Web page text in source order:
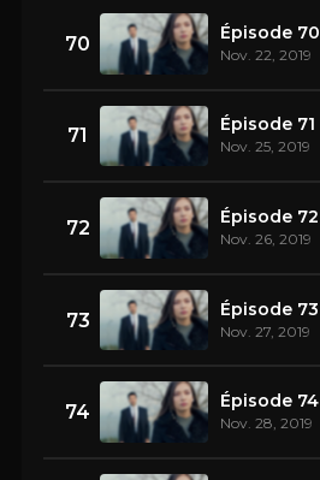
70 Épisode 70
Nov. 22, 2019
71 Épisode 71
Nov. 25, 2019
72 Épisode 72
Nov. 26, 2019
73 Épisode 73
Nov. 27, 2019
74 Épisode 74
Nov. 28, 2019